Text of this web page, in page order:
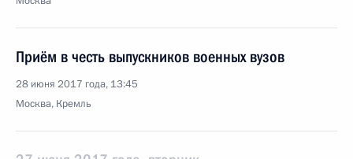
Приём в честь выпускников военных вузов
28 июня 2017 года, 13:45
Москва, Кремль